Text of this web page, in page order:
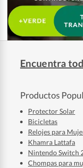
Encuentra
Productos
Protector Solar
Bicicletas
Relojes para
Khamra Lattafa
Nintendo Switch
Chompas para